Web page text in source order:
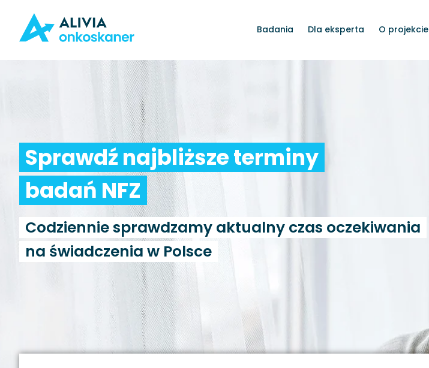
Badania Dla eksperta O projekcie
Sprawdź najbliższe terminy
badań NFZ
Codziennie sprawdzamy aktualny czas oczekiwania
na świadczenia w Polsce